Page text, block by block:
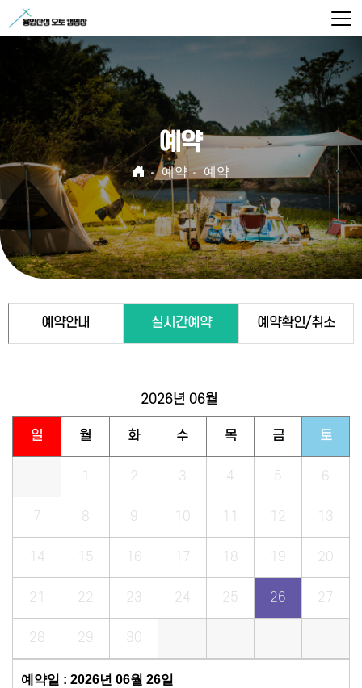
예약
예약 예약
예약안내 실시간예약 예약확인/취소
2026년 06월
일 월 화 수 목 금 토
1 2 3 4 5 6
7 8 9 10 11 12 13
14 15 16 17 18 19 20
21 22 23 24 25 26 27
28 29 30
예약일 : 2026년 06월 26일